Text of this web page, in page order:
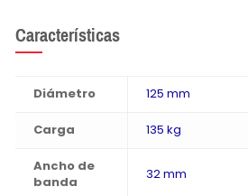
Características
Diámetro 125 mm
Carga 135 kg
Ancho de
banda
32 mm